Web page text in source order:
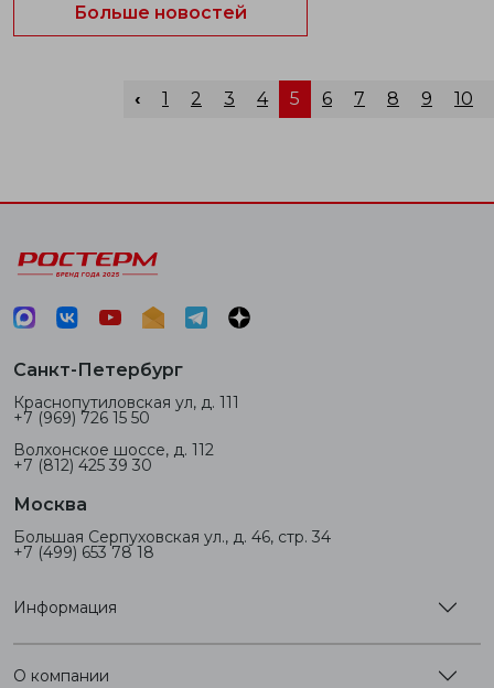
Больше новостей
‹ 1 2 3 4 5 6 7 8 9 10
Санкт-Петербург
Краснопутиловская ул, д. 111
+7 (969) 726 15 50
Волхонское шоссе, д. 112
+7 (812) 425 39 30
Москва
Большая Серпуховская ул., д. 46, стр. 34
+7 (499) 653 78 18
Информация
О компании